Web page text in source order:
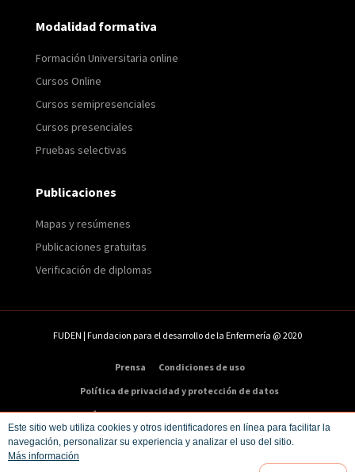
Este sitio web utiliza cookies y otros identificadores en línea para facilitar la
navegación, personalizar su experiencia y analizar el uso del sitio.
Más información
Modalidad formativa
Formación Universitaria online
Cursos Online
Cursos semipresenciales
Cursos presenciales
Pruebas selectivas
Publicaciones
Mapas y resúmenes
Publicaciones gratuitas
Verificación de diplomas
FUDEN | Fundacion para el desarrollo de la Enfermería @ 2020
Prensa
Condiciones de uso
Política de privacidad y protección de datos
Política de cookies
Condiciones de compra
C/ Veneras 9. 5ª – 28013 Madrid